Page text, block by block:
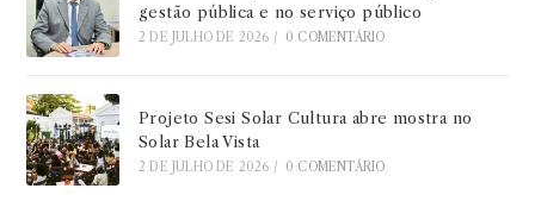
gestão pública e no serviço público
2 DE JULHO DE 2026 / 0 COMENTÁRIO
Projeto Sesi Solar Cultura abre mostra no
Solar Bela Vista
2 DE JULHO DE 2026 / 0 COMENTÁRIO